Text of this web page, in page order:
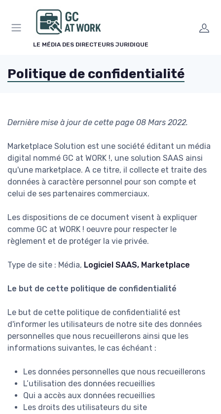
LE MÉDIA DES DIRECTEURS JURIDIQUE
Politique de confidentialité
Dernière mise à jour de cette page 08 Mars 2022.
Marketplace Solution est une société éditant un média
digital nommé GC at WORK !, une solution SAAS ainsi
qu'une marketplace. A ce titre, il collecte et traite des
données à caractère personnel pour son compte et
celui de ses partenaires commerciaux.
Les dispositions de ce document visent à expliquer
comme GC at WORK ! oeuvre pour respecter le
règlement et de protéger la vie privée.
Type de site : Média, Logiciel SAAS, Marketplace
Le but de cette politique de confidentialité
Le but de cette politique de confidentialité est
d'informer les utilisateurs de notre site des données
personnelles que nous recueillerons ainsi que les
informations suivantes, le cas échéant :
Les données personnelles que nous recueillerons
L’utilisation des données recueillies
Qui a accès aux données recueillies
Les droits des utilisateurs du site